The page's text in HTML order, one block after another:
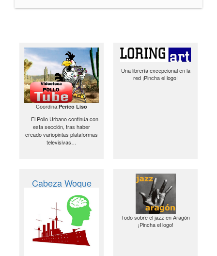
Coordina:Perico Liso
El Pollo Urbano continúa con
esta sección, tras haber
creado variopintas plataformas
televisivas…
Una librería excepcional en la
red ¡Pincha el logo!
Cabeza Woque
Todo sobre el jazz en Aragón
¡Pincha el logo!